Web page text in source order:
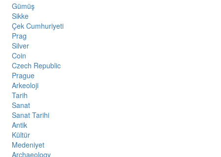
Gümüş
Sikke
Çek Cumhuriyeti
Prag
Silver
Coin
Czech Republic
Prague
Arkeoloji
Tarih
Sanat
Sanat Tarihi
Antik
Kültür
Medeniyet
Archaeology